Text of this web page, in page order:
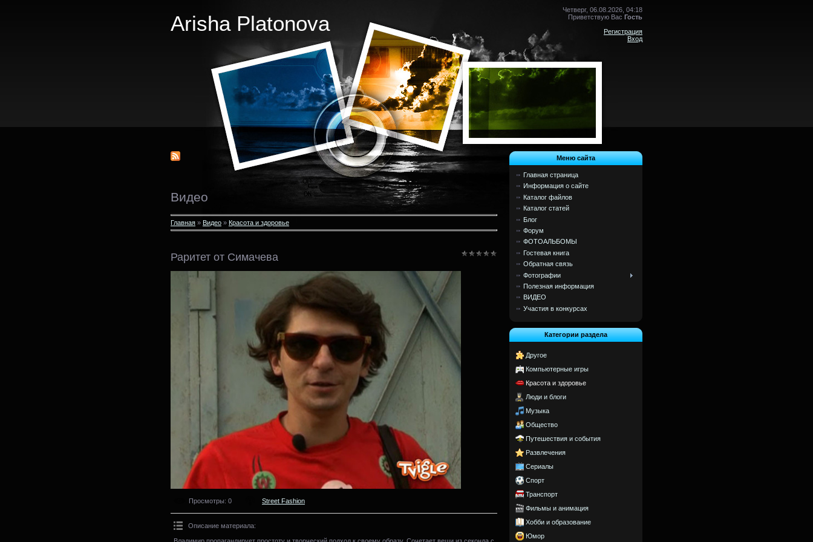
Arisha Platonova
Четверг, 06.08.2026, 04:18
Приветствую Вас Гость
Регистрация
Вход
Видео
Главная » Видео » Красота и здоровье
Раритет от Симачева
Просмотры: 0 Street Fashion
Описание материала:
Владимир пропагандирует простоту и творческий подход к своему образу. Сочетает вещи из секонда с
Меню сайта
Главная страница
Информация о сайте
Каталог файлов
Каталог статей
Блог
Форум
ФОТОАЛЬБОМЫ
Гостевая книга
Обратная связь
Фотографии
Полезная информация
ВИДЕО
Участия в конкурсах
Категории раздела
Другое
Компьютерные игры
Красота и здоровье
Люди и блоги
Музыка
Общество
Путешествия и события
Развлечения
Сериалы
Спорт
Транспорт
Фильмы и анимация
Хобби и образование
Юмор